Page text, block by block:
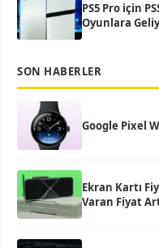
PS5 Pro için
Oyunlara
SON HABERLER
Google Pixel
Ekran Kartı
Varan Fiyat